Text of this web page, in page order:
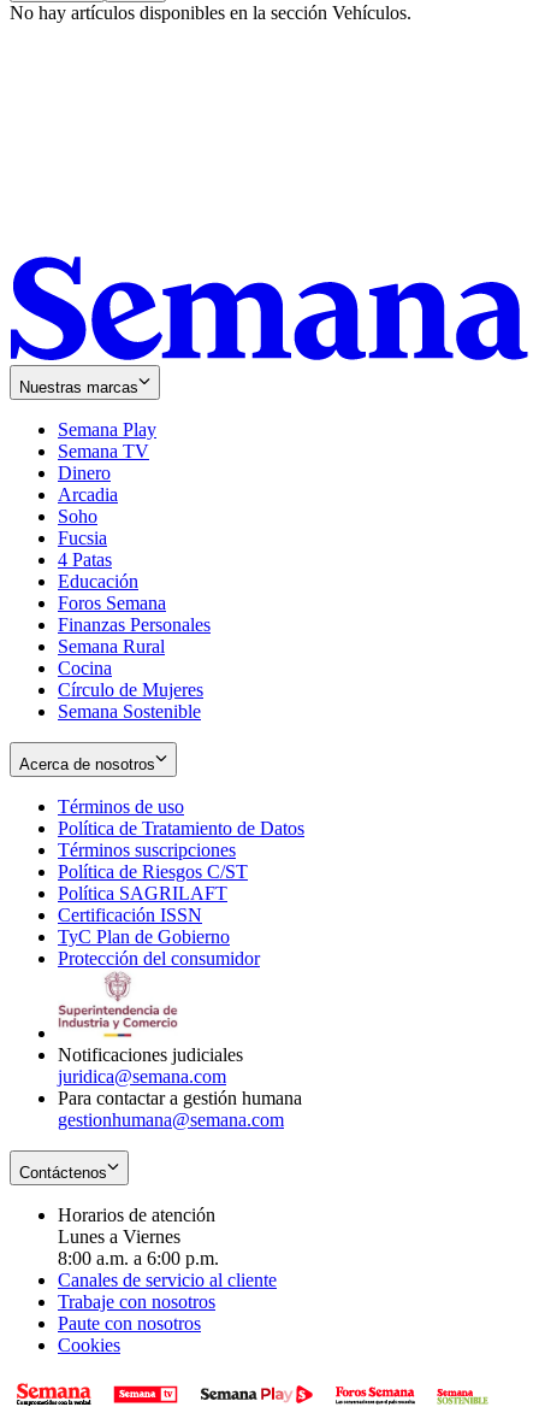
No hay artículos disponibles en la sección Vehículos.
Nuestras marcas
Semana Play
Semana TV
Dinero
Arcadia
Soho
in
new
window
Fucsia
in
new
window
4 Patas
Educación
Foros Semana
Finanzas Personales
Semana Rural
Cocina
Círculo de Mujeres
Semana Sostenible
Acerca de nosotros
Términos de uso
in
new
window
Política de Tratamiento de Datos
Términos suscripciones
in
Política de Riesgos C/ST
Política SAGRILAFT
new
window
Certificación ISSN
in
new
TyC Plan de Gobierno
in
Protección del consumidorOpens
Notificaciones judiciales
juridica@semana.com
Para contactar a gestión humana
gestionhumana@semana.com
Contáctenos
Horarios de atención
Lunes a Viernes
8:00 a.m. a 6:00 p.m.
Canales de servicio al cliente
Trabaje con nosotros
Paute con nosotros
Cookies